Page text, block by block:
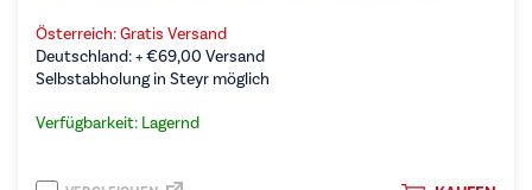
Österreich: Gratis Versand
Deutschland: +€69,00 Versand
Selbstabholung in Steyr möglich
Verfügbarkeit: Lagernd